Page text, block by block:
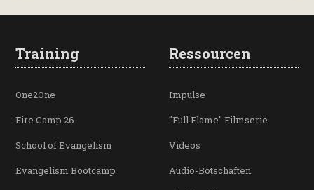
Training
One2One
Fire Camp 26
School of Evangelism
Evangelism Bootcamp
Ressourcen
Impulse
"Full Flame" Filmserie
Videos
Audio-Botschaften